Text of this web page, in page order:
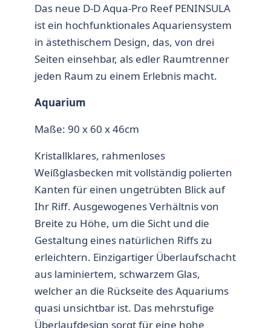
Das neue D-D Aqua-Pro Reef PENINSULA
ist ein hochfunktionales Aquariensystem
in ästethischem Design, das, von drei
Seiten einsehbar, als edler Raumtrenner
jeden Raum zu einem Erlebnis macht.
Aquarium
Maße: 90 x 60 x 46cm
Kristallklares, rahmenloses
Weißglasbecken mit vollständig polierten
Kanten für einen ungetrübten Blick auf
Ihr Riff. Ausgewogenes Verhältnis von
Breite zu Höhe, um die Sicht und die
Gestaltung eines natürlichen Riffs zu
erleichtern. Einzigartiger Überlaufschacht
aus laminiertem, schwarzem Glas,
welcher an die Rückseite des Aquariums
quasi unsichtbar ist. Das mehrstufige
Überlaufdesign sorgt für eine hohe